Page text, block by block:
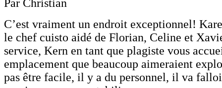
Par Christian
C’est vraiment un endroit exceptionnel!
le chef cuisto aidé de Florian, Celine et
service, Kern en tant que plagiste vous
emplacement que beaucoup aimeraient
pas être facile, il y a du personnel, il va